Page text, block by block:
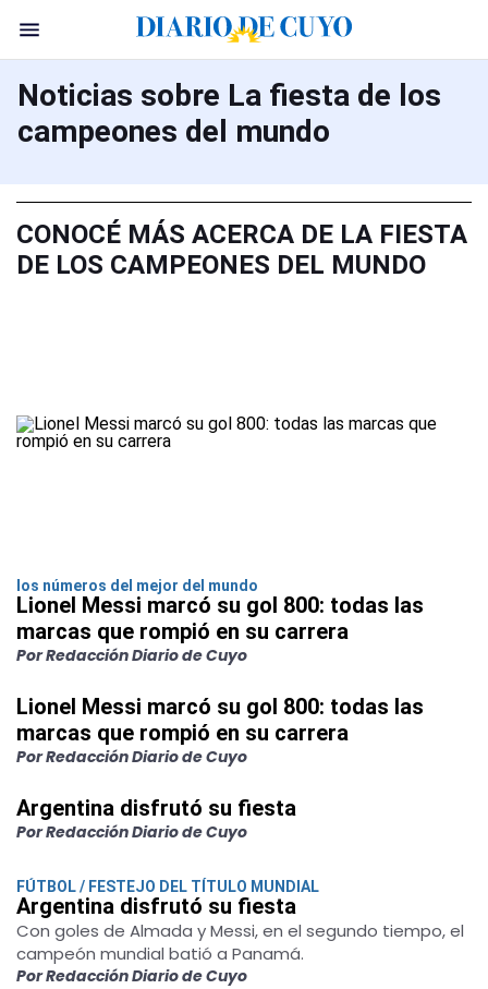
Noticias sobre La fiesta de los
campeones del mundo
CONOCÉ MÁS ACERCA DE LA FIESTA
DE LOS CAMPEONES DEL MUNDO
los números del mejor del mundo
Lionel Messi marcó su gol 800: todas las
marcas que rompió en su carrera
Por Redacción Diario de Cuyo
Lionel Messi marcó su gol 800: todas las
marcas que rompió en su carrera
Por Redacción Diario de Cuyo
Argentina disfrutó su fiesta
Por Redacción Diario de Cuyo
FÚTBOL / FESTEJO DEL TÍTULO MUNDIAL
Argentina disfrutó su fiesta
Con goles de Almada y Messi, en el segundo tiempo, el
campeón mundial batió a Panamá.
Por Redacción Diario de Cuyo